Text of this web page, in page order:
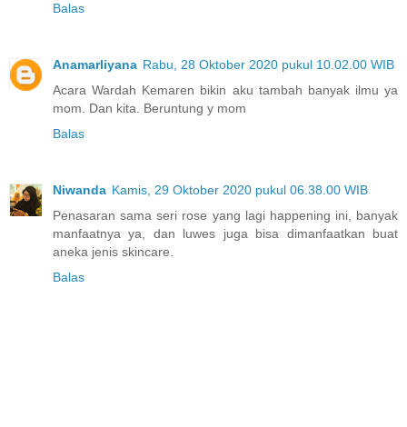
Balas
Anamarliyana Rabu, 28 Oktober 2020 pukul 10.02.00 WIB
Acara Wardah Kemaren bikin aku tambah banyak ilmu ya
mom. Dan kita. Beruntung y mom
Balas
Niwanda Kamis, 29 Oktober 2020 pukul 06.38.00 WIB
Penasaran sama seri rose yang lagi happening ini, banyak
manfaatnya ya, dan luwes juga bisa dimanfaatkan buat
aneka jenis skincare.
Balas